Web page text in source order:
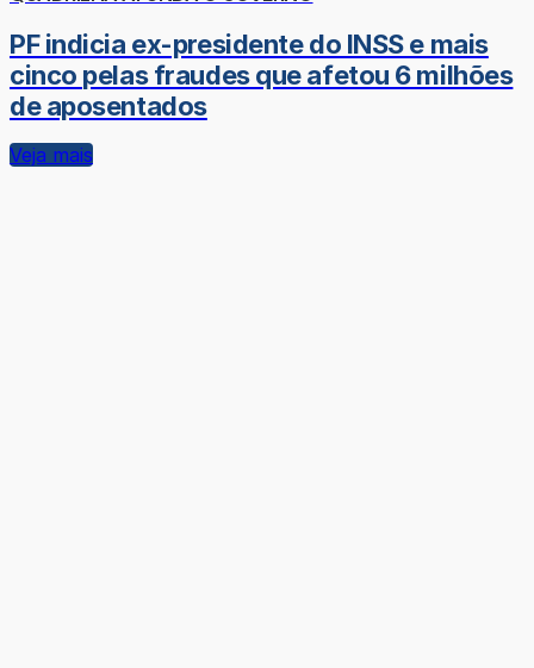
PF indicia ex-presidente do INSS e mais
cinco pelas fraudes que afetou 6 milhões
de aposentados
Veja mais